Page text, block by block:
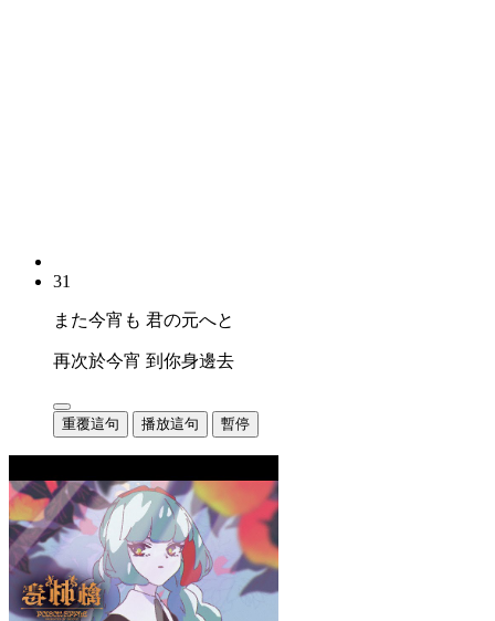
31
また今宵も 君の元へと
再次於今宵 到你身邊去
重覆這句 播放這句 暫停